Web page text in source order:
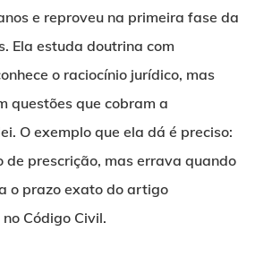
e reproveu na primeira fase da
Ela estuda doutrina com
o raciocínio jurídico, mas
questões que cobram a
O exemplo que ela dá é preciso:
de prescrição, mas errava quando
o prazo exato do artigo
Código Civil.